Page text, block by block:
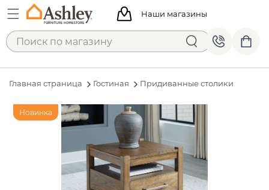
Наши магазины
Главная страница Гостиная Придиванные столики
Новинка